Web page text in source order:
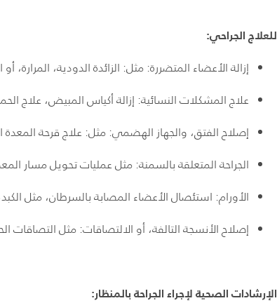
للعلاج الجراحي:
إزالة الأعضاء المتضررة: مثل: الزائدة الدودية، المرارة، أو
علاج المشكلات النسائية: إزالة أكياس المبيض، علاج
إصلاح الفتق، والجهاز الهضمي: مثل: علاج قرحة المعدة
الجراحة المتعلقة بالسمنة: مثل عمليات تحويل مسار
الأورام: استئصال الأعضاء المصابة بالسرطان، مثل
إصلاح الأنسجة التالفة، أو الالتصاقات: مثل التصاقات
الإرشادات الصحية لإجراء الجراحة بالمنظار: